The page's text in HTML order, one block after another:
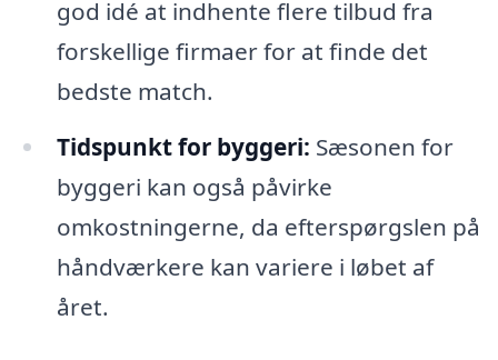
god idé at indhente flere tilbud fra
forskellige firmaer for at finde det
bedste match.
Tidspunkt for byggeri: Sæsonen for
byggeri kan også påvirke
omkostningerne, da efterspørgslen på
håndværkere kan variere i løbet af
året.